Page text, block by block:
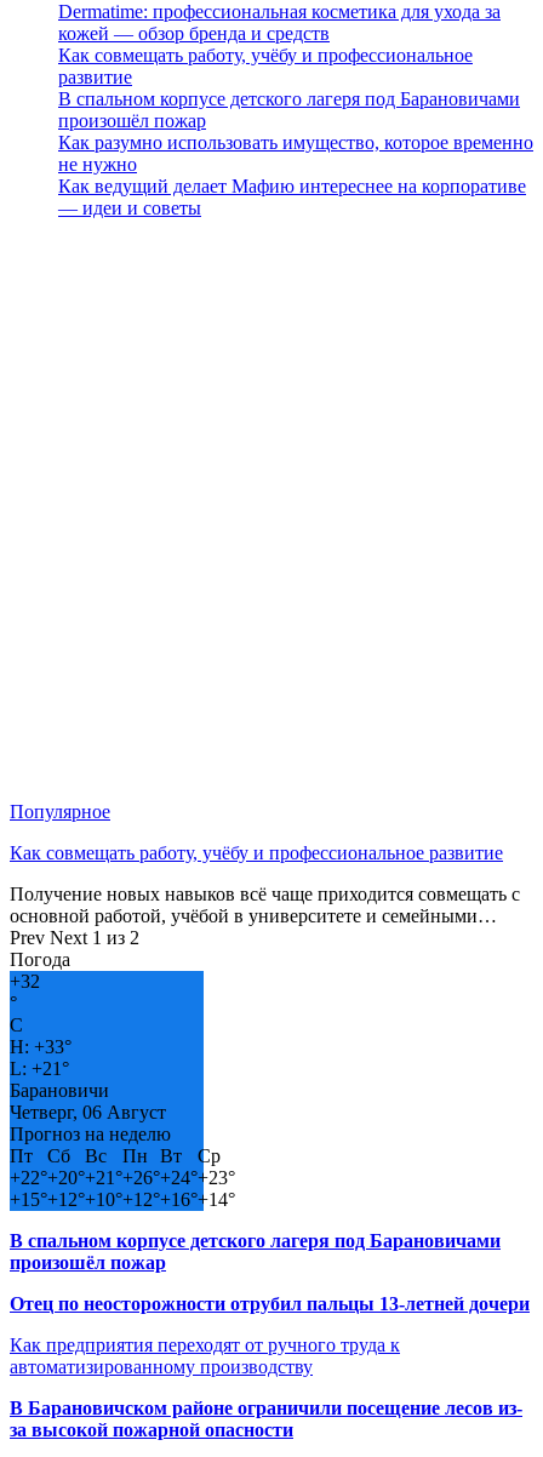
Dermatime: профессиональная косметика для ухода за
кожей — обзор бренда и средств
Как совмещать работу, учёбу и профессиональное
развитие
В спальном корпусе детского лагеря под Барановичами
произошёл пожар
Как разумно использовать имущество, которое временно
не нужно
Как ведущий делает Мафию интереснее на корпоративе
— идеи и советы
Популярное
Как совмещать работу, учёбу и профессиональное развитие
Получение новых навыков всё чаще приходится совмещать с
основной работой, учёбой в университете и семейными…
Prev Next 1 из 2
Погода
+32
°
C
H: +33°
L: +21°
Барановичи
Четверг, 06 Август
Прогноз на неделю
Пт
Сб Вс Пн Вт
Ср
+22°+20°+21°+26°+24°+23°
+15°+12°+10°+12°+16°+14°
В спальном корпусе детского лагеря под Барановичами
произошёл пожар
Отец по неосторожности отрубил пальцы 13-летней дочери
Как предприятия переходят от ручного труда к
автоматизированному производству
В Барановичском районе ограничили посещение лесов из-
за высокой пожарной опасности